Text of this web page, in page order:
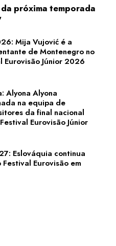
próxima temporada
Mija Vujović é a
de Montenegro no
Eurovisão Júnior 2026
Alyona Alyona
na equipa de
da final nacional
Eurovisão Júnior
Eslováquia continua
Eurovisão em